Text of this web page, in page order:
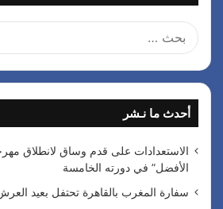
أحدث ما نـشر
الاستعدادات على قدم وساق لانطلاق
الأفضل” في دورته الخامسة
سفارة المغرب بالقاهرة تحتفل بعيد العرش